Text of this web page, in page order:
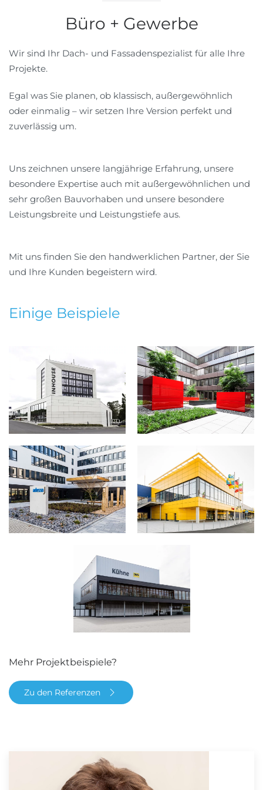
Büro + Gewerbe
Wir sind Ihr Dach- und Fassadenspezialist für alle Ihre
Projekte.
Egal was Sie planen, ob klassisch, außergewöhnlich
oder einmalig – wir setzen Ihre Version perfekt und
zuverlässig um.
Uns zeichnen unsere langjährige Erfahrung, unsere
besondere Expertise auch mit außergewöhnlichen und
sehr großen Bauvorhaben und unsere besondere
Leistungsbreite und Leistungstiefe aus.
Mit uns finden Sie den handwerklichen Partner, der Sie
und Ihre Kunden begeistern wird.
Einige Beispiele
Mehr Projektbeispiele?
Zu den Referenzen